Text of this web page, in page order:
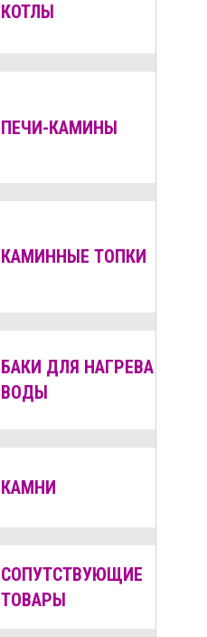
КОТЛЫ
ПЕЧИ-КАМИНЫ
КАМИННЫЕ ТОПКИ
БАКИ ДЛЯ НАГРЕВА
ВОДЫ
КАМНИ
СОПУТСТВУЮЩИЕ
ТОВАРЫ